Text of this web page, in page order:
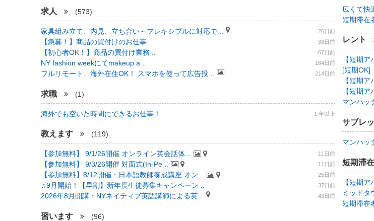
求人 (573)
家具組み立て、内見、立ち合い～フレキシブルに対応で .. 26日前
【急募！】商品の買付けのお仕事 .. 38日前
【初心者OK！】商品の買付け業務 .. 67日前
NY fashion weekにてmakeup a .. 184日前
フルリモート、海外在住OK！ スマホを使って広告投 .. 214日前
求職 (1)
海外でも空いた時間にできるお仕事！ .. １年以上
教えます (119)
【参加無料】 9/1/26開催 オンライン英会話体 .. 11日前
【参加無料】 9/3/26開催 対面式(In-Pe .. 11日前
【参加無料】8/12開催・日本語教師養成講座 オン .. 25日前
♫9月開始！【早割】新年度生徒募集キャンペーン .. 37日前
2026年8月開講・NYネイティブ英語講師による英 .. 43日前
習います (96)
広くて快
短期滞在
レント
【短期
[短期OK]
【短期
【短期
マンハッ
サブレ
マンハッ
短期滞在
【短期
ミッドタ
短期滞在